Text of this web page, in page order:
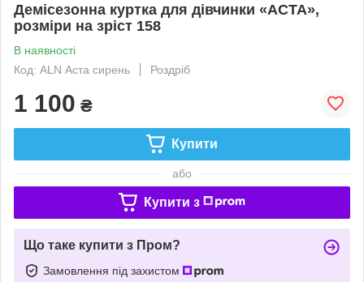
Демісезонна куртка для дівчинки «АСТА»,
розміри на зріст 158
В наявності
Код: ALN Аста сирень
Роздріб
1 100 ₴
Купити
або
Купити з
Що таке купити з Пром?
Замовлення під захистом